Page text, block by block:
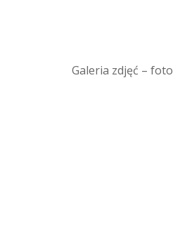
Galeria zdjęć –